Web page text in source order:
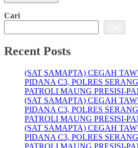
Cari
Recent Posts
(SAT SAMAPTA) CEGAH
PIDANA C3, POLRES
PATROLI MAUNG PRESISI-
(SAT SAMAPTA) CEGAH
PIDANA C3, POLRES
PATROLI MAUNG PRESISI-
(SAT SAMAPTA) CEGAH
PIDANA C3, POLRES
PATROLI MAUNG PRESISI-